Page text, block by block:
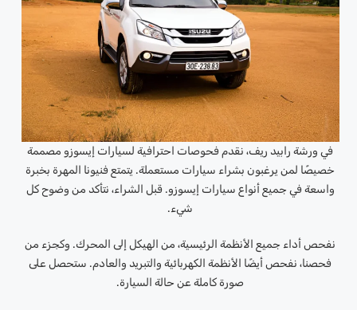
في ورشة رابيد ريف، نقدم فحوصات احترافية لسيارات إيسوزو مصممة
خصيصًا لمن يرغبون بشراء سيارات مستعملة. يتمتع فنيونا المهرة بخبرة
واسعة في جميع أنواع سيارات إيسوزو. قبل الشراء، نتأكد من وضوح كل
شيء.
نفحص أداء جميع الأنظمة الرئيسية، من الهيكل إلى المحرك. وكجزء من
فحصنا، نفحص أيضًا الأنظمة الكهربائية والتبريد والعادم. ستحصل على
صورة كاملة عن حالة السيارة.